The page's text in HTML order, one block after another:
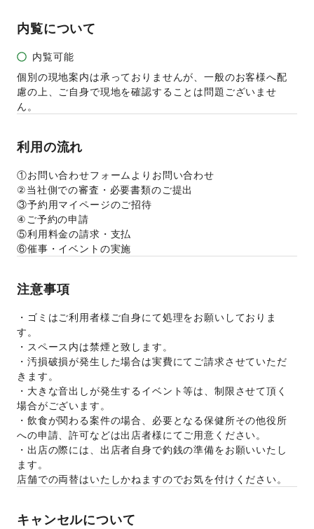
その他エンタメ・ガジェット
内覧について
内覧可能
個別の現地案内は承っておりませんが、一般のお客様へ配
慮の上、ご自身で現地を確認することは問題ございませ
ん。
利用の流れ
①お問い合わせフォームよりお問い合わせ
②当社側での審査・必要書類のご提出
③予約用マイページのご招待
④ご予約の申請
⑤利用料金の請求・支払
⑥催事・イベントの実施
注意事項
・ゴミはご利用者様ご自身にて処理をお願いしておりま
す。
・スペース内は禁煙と致します。
・汚損破損が発生した場合は実費にてご請求させていただ
きます。
・大きな音出しが発生するイベント等は、制限させて頂く
場合がございます。
・飲食が関わる案件の場合、必要となる保健所その他役所
への申請、許可などは出店者様にてご用意ください。
・出店の際には、出店者自身で釣銭の準備をお願いいたし
ます。
店舗での両替はいたしかねますのでお気を付けください。
キャンセルについて